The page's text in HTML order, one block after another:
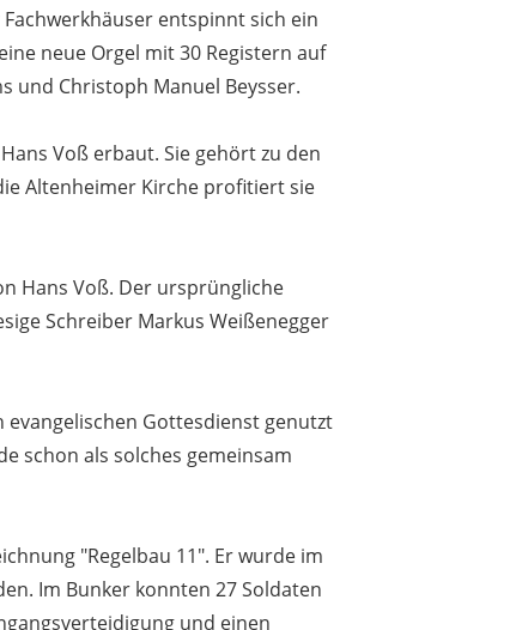
entspinnt sich ein
neue Orgel mit 30 Registern auf
und Christoph Manuel Beysser.
Voß erbaut. Sie gehört zu den
Altenheimer Kirche profitiert sie
Hans Voß. Der ursprüngliche
Schreiber Markus Weißenegger
Gottesdienst genutzt
schon als solches gemeinsam
"Regelbau 11". Er wurde im
Im Bunker konnten 27 Soldaten
und einen